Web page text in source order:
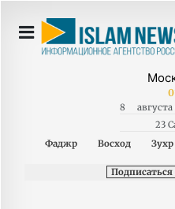
0
8 августа
23
Фаджр
Восход Зухр
Подписаться